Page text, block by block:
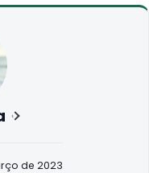
de 2023